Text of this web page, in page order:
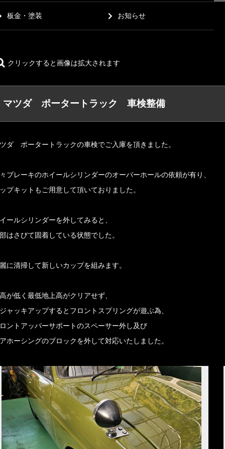
板金・塗装 お知らせ
クリックすると画像は拡大されます
マツダ ポータートラック 車検整備
ダ ポータートラックの車検でご入庫を頂きました。
ブレーキのホイールシリンダーのオーバーホールの依頼が有り、
プキットもご用意して頂いておりました。
ールシリンダーを外してみると、
はさびて固着している状態でした。
に清掃して新しいカップを組みます。
が低く最低地上高がクリアせず、
ャッキアップするとフロントスプリングが遊ぶ為、
ントアッパーサポートのスペーサー外し及び
ホーシングのブロックを外して対応いたしました。